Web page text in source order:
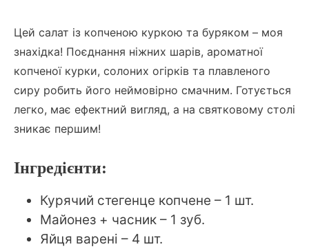
Цей салат із копченою куркою та буряком – моя
знахідка! Поєднання ніжних шарів, ароматної
копченої курки, солоних огірків та плавленого
сиру робить його неймовірно смачним. Готується
легко, має ефектний вигляд, а на святковому столі
зникає першим!
Інгредієнти:
Курячий стегенце копчене – 1 шт.
Майонез + часник – 1 зуб.
Яйця варені – 4 шт.